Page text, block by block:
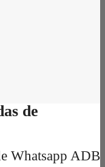
de
Whatsapp ADB